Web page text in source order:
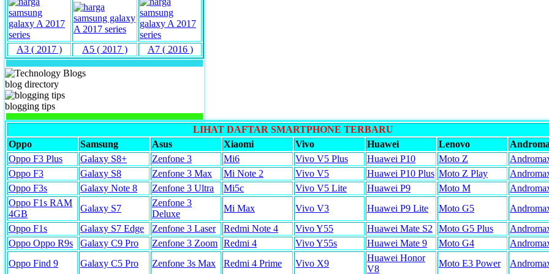
A3 ( 2017 ) A5 ( 2017 ) A7 ( 2016 )
blog directory
blogging tips
LIHAT DAFTAR SMARTPHONE TERBARU
Oppo
Samsung Asus Xiaomi Vivo Huawei Lenovo
Oppo F3 Plus
Galaxy S8+ Zenfone 3 Mi6 Vivo V5 Plus Huawei P10 Moto Z
Oppo F3
Galaxy S8 Zenfone 3 Max Mi Note 2 Vivo V5 Huawei P10 Plus Moto Z Play
Oppo F3s
Galaxy Note 8 Zenfone 3 Ultra Mi5c Vivo V5 Lite Huawei P9 Moto M
Oppo F1s RAM
4GB
Galaxy S7
Zenfone 3
Deluxe
Mi Max Vivo V3 Huawei P9 Lite Moto G5
Oppo F1s
Galaxy S7 Edge Zenfone 3 Laser Redmi Note 4 Vivo Y55 Huawei Mate S2 Moto G5 Plus
Oppo Oppo R9s
Galaxy C9 Pro Zenfone 3 Zoom Redmi 4 Vivo Y55s Huawei Mate 9 Moto G4
Oppo Find 9
Galaxy C5 Pro Zenfone 3s Max Redmi 4 Prime Vivo X9
Huawei Honor
V8
Moto E3 Power